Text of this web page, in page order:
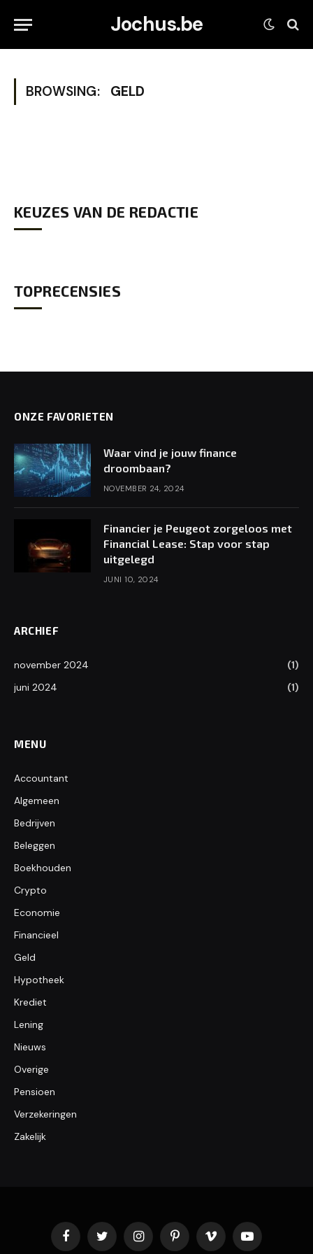
Jochus.be
BROWSING: GELD
KEUZES VAN DE REDACTIE
TOPRECENSIES
ONZE FAVORIETEN
Waar vind je jouw finance
droombaan?
NOVEMBER 24, 2024
Financier je Peugeot zorgeloos met
Financial Lease: Stap voor stap
uitgelegd
JUNI 10, 2024
ARCHIEF
november 2024
(1)
juni 2024
(1)
MENU
Accountant
Algemeen
Bedrijven
Beleggen
Boekhouden
Crypto
Economie
Financieel
Geld
Hypotheek
Krediet
Lening
Nieuws
Overige
Pensioen
Verzekeringen
Zakelijk
FacebookTwitter InstagramPinterestVimeo YouTube